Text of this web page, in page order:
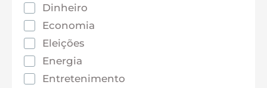
Dinheiro
Economia
Eleições
Energia
Entretenimento